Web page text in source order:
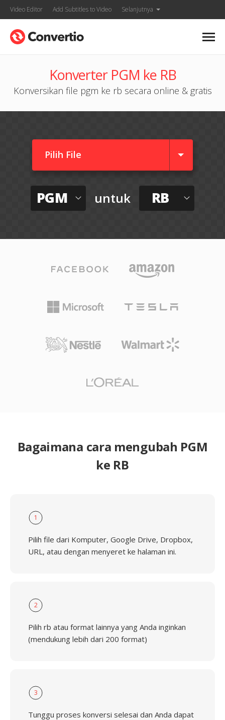
Video Editor Add Subtitles to Video Selanjutnya
Konverter PGM ke RB
Konversikan file pgm ke rb secara online & gratis
Pilih File
PGM untuk RB
Bagaimana cara mengubah PGM
ke RB
1
Pilih file dari Komputer, Google Drive, Dropbox,
URL, atau dengan menyeret ke halaman ini.
2
Pilih rb atau format lainnya yang Anda inginkan
(mendukung lebih dari 200 format)
3
Tunggu proses konversi selesai dan Anda dapat